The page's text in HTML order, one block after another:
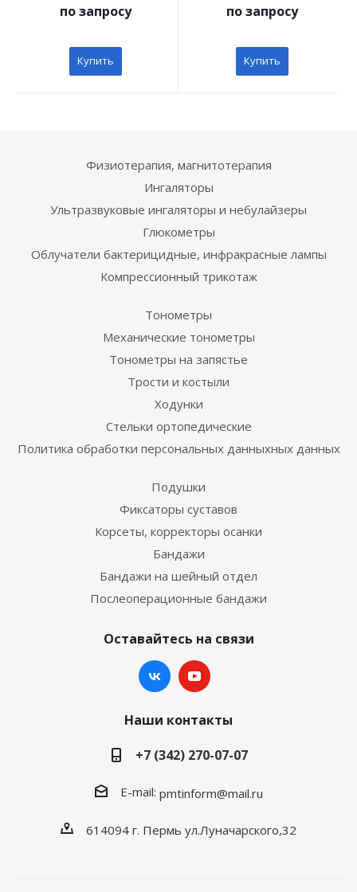
по запросу
Купить
по запросу
Купить
Физиотерапия, магнитотерапия
Ингаляторы
Ультразвуковые ингаляторы и небулайзеры
Глюкометры
Облучатели бактерицидные, инфракрасные лампы
Компрессионный трикотаж
Тонометры
Механические тонометры
Тонометры на запястье
Трости и костыли
Ходунки
Стельки ортопедические
Политика обработки персональных данныхных данных
Подушки
Фиксаторы суставов
Корсеты, корректоры осанки
Бандажи
Бандажи на шейный отдел
Послеоперационные бандажи
Оставайтесь на связи
Наши контакты
+7 (342) 270-07-07
E-mail: pmtinform@mail.ru
614094 г. Пермь ул.Луначарского,32